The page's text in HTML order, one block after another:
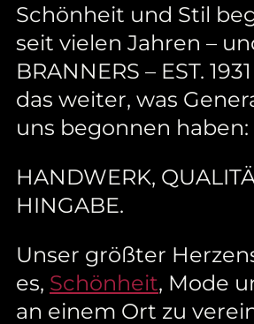
Schönheit und Stil
seit vielen Jahren –
BRANNERS – EST.
das weiter, was
uns begonnen haben:
HANDWERK,
HINGABE.
Unser größter
es, Schönheit, Mode
an einem Ort zu